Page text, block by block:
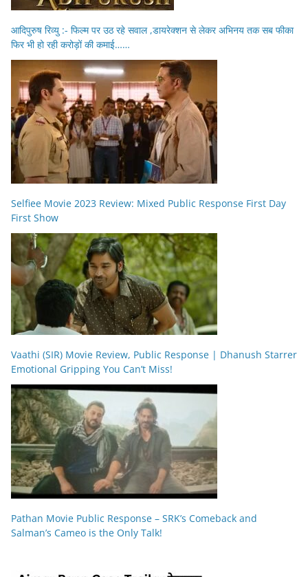
आदिपुरुष रिव्यु :- फिल्म पर उठ रहे सवाल ,डायरेक्शन से लेकर अभिनय तक सब फीका
फिर भी हो रही करोड़ों की कमाई……
Selfiee Movie 2023 Review: Mixed Public Response First Day
First Show
Vaathi (SIR) Movie Review, Public Response | Dhanush Starrer
Emotional Gripping You Can’t Miss!
Pathan Movie Public Response – SRK’s Comeback and
Salman’s Cameo is the Only Talk!